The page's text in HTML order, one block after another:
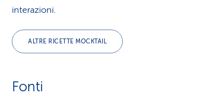
interazioni.
ALTRE RICETTE MOCKTAIL
Fonti